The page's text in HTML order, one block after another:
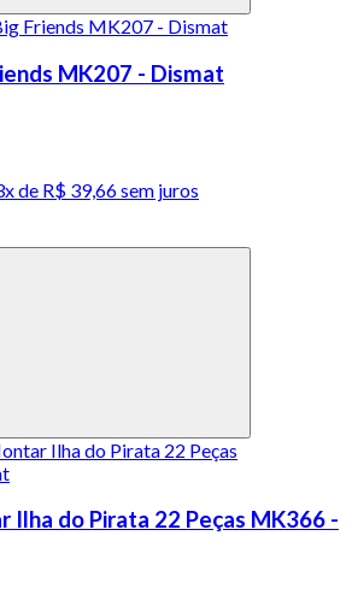
MK207 - Dismat
de R$ 39,66 sem juros
Ilha do Pirata 22 Peças MK366 -